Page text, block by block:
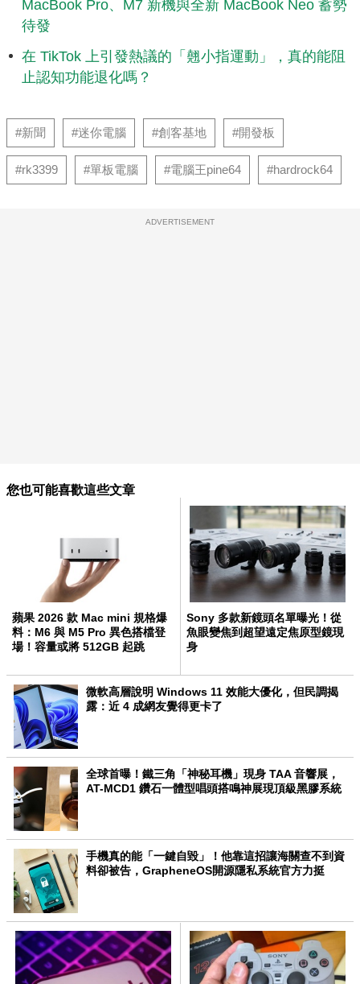
MacBook Pro、M7 新機與全新 MacBook Neo 蓄勢
待發
在 TikTok 上引發熱議的「翹小指運動」，真的能阻
止認知功能退化嗎？
#新聞 #迷你電腦 #創客基地 #開發板
#rk3399 #單板電腦 #電腦王pine64 #hardrock64
ADVERTISEMENT
您也可能喜歡這些文章
蘋果 2026 款 Mac mini 規格爆
料：M6 與 M5 Pro 異色搭檔登
場！容量或將 512GB 起跳
Sony 多款新鏡頭名單曝光！從
魚眼變焦到超望遠定焦原型鏡現
身
微軟高層說明 Windows 11 效能大優化，但民調揭
露：近 4 成網友覺得更卡了
全球首曝！鐵三角「神秘耳機」現身 TAA 音響展，
AT-MCD1 鑽石一體型唱頭搭鳴神展現頂級黑膠系統
手機真的能「一鍵自毀」！他靠這招讓海關查不到資
料卻被告，GrapheneOS開源隱私系統官方力挺